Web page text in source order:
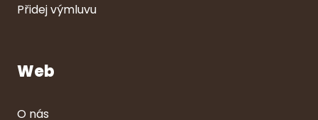
Přidej výmluvu
Web
O nás